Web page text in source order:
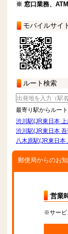
※ 窓口業務、
モバイルサイ
ルート検索
最寄り駅からルー
渋川駅(JR東日本
渋川駅(JR東日本
八木原駅(JR東日本
郵便局からのお
営業
※サービ